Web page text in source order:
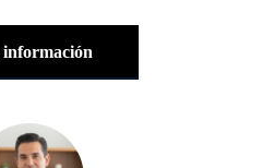
información